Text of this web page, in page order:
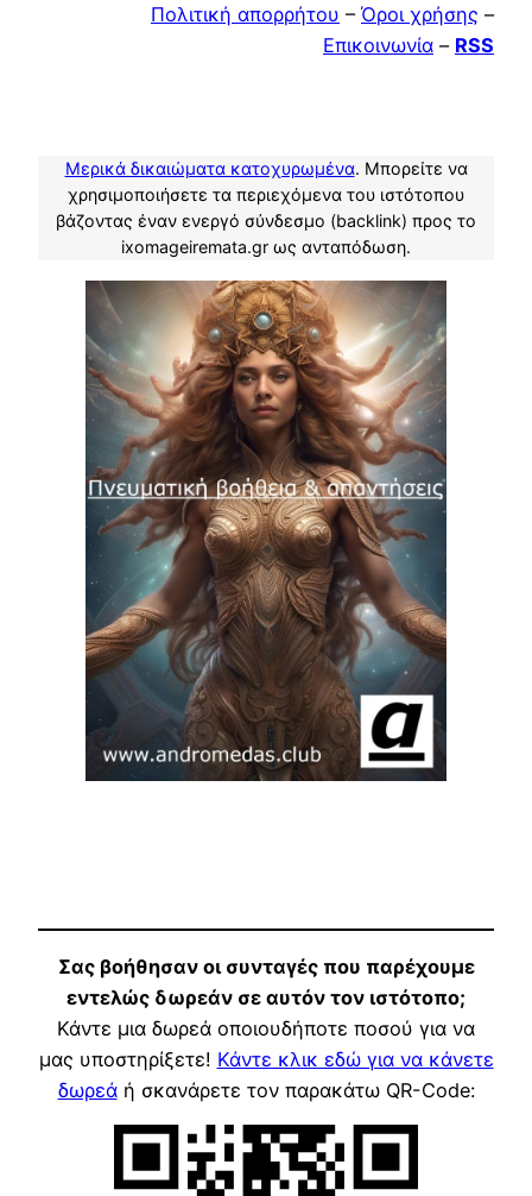
Πολιτική απορρήτου – Όροι χρήσης –
Επικοινωνία – RSS
Μερικά δικαιώματα κατοχυρωμένα. Μπορείτε να
χρησιμοποιήσετε τα περιεχόμενα του ιστότοπου
βάζοντας έναν ενεργό σύνδεσμο (backlink) προς το
ixomageiremata.gr ως ανταπόδωση.
Σας βοήθησαν οι συνταγές που παρέχουμε
εντελώς δωρεάν σε αυτόν τον ιστότοπο;
Κάντε μια δωρεά οποιουδήποτε ποσού για να
μας υποστηρίξετε! Κάντε κλικ εδώ για να κάνετε
δωρεάή σκανάρετε τον παρακάτω QR-Code: